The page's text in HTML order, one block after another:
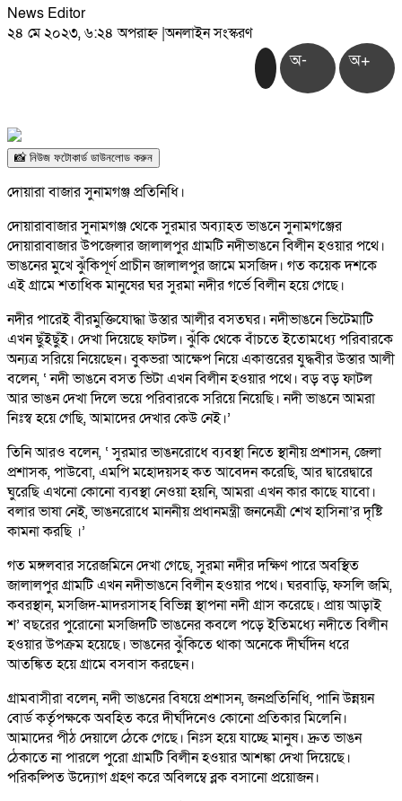
News Editor
২৪ মে ২০২৩, ৬:২৪ অপরাহ্ন|অনলাইন সংস্করণ
অ- অ+
📸 নিউজ ফটোকার্ড ডাউনলোড করুন
দোয়ারা বাজার সুনামগঞ্জ প্রতিনিধি।
দোয়ারাবাজার সুনামগঞ্জ থেকে সুরমার অব্যাহত ভাঙনে সুনামগঞ্জের
দোয়ারাবাজার উপজেলার জালালপুর গ্রামটি নদীভাঙনে বিলীন হওয়ার পথে।
ভাঙনের মুখে ঝুঁকিপূর্ণ প্রাচীন জালালপুর জামে মসজিদ। গত কয়েক দশকে
এই গ্রামে শতাধিক মানুষের ঘর সুরমা নদীর গর্ভে বিলীন হয়ে গেছে।
নদীর পারেই বীরমুক্তিযোদ্ধা উস্তার আলীর বসতঘর। নদীভাঙনে ভিটেমাটি
এখন ছুঁইছুঁই। দেখা দিয়েছে ফাটল। ঝুঁকি থেকে বাঁচতে ইতোমধ্যে পরিবারকে
অন্যত্র সরিয়ে নিয়েছেন। বুকভরা আক্ষেপ নিয়ে একাত্তরের যুদ্ধবীর উস্তার আলী
বলেন, ‘ নদী ভাঙনে বসত ভিটা এখন বিলীন হওয়ার পথে। বড় বড় ফাটল
আর ভাঙন দেখা দিলে ভয়ে পরিবারকে সরিয়ে নিয়েছি। নদী ভাঙনে আমরা
নিঃস্ব হয়ে গেছি, আমাদের দেখার কেউ নেই।’
তিনি আরও বলেন, ‘ সুরমার ভাঙনরোধে ব্যবস্থা নিতে স্থানীয় প্রশাসন, জেলা
প্রশাসক, পাউবো, এমপি মহোদয়সহ কত আবেদন করেছি, আর দ্বারেদ্বারে
ঘুরেছি এখনো কোনো ব্যবস্থা নেওয়া হয়নি, আমরা এখন কার কাছে যাবো।
বলার ভাষা নেই, ভাঙনরোধে মাননীয় প্রধানমন্ত্রী জননেত্রী শেখ হাসিনা’র দৃষ্টি
কামনা করছি ।’
গত মঙ্গলবার সরেজমিনে দেখা গেছে, সুরমা নদীর দক্ষিণ পারে অবস্থিত
জালালপুর গ্রামটি এখন নদীভাঙনে বিলীন হওয়ার পথে। ঘরবাড়ি, ফসলি জমি,
কবরস্থান, মসজিদ-মাদরসাসহ বিভিন্ন স্থাপনা নদী গ্রাস করেছে। প্রায় আড়াই
শ’ বছরের পুরোনো মসজিদটি ভাঙনের কবলে পড়ে ইতিমধ্যে নদীতে বিলীন
হওয়ার উপক্রম হয়েছে। ভাঙনের ঝুঁকিতে থাকা অনেকে দীর্ঘদিন ধরে
আতঙ্কিত হয়ে গ্রামে বসবাস করছেন।
গ্রামবাসীরা বলেন, নদী ভাঙনের বিষয়ে প্রশাসন, জনপ্রতিনিধি, পানি উন্নয়ন
বোর্ড কর্তৃপক্ষকে অবহিত করে দীর্ঘদিনেও কোনো প্রতিকার মিলেনি।
আমাদের পীঠ দেয়ালে ঠেকে গেছে। নিঃস হয়ে যাচ্ছে মানুষ। দ্রুত ভাঙন
ঠেকাতে না পারলে পুরো গ্রামটি বিলীন হওয়ার আশঙ্কা দেখা দিয়েছে।
পরিকল্পিত উদ্যোগ গ্রহণ করে অবিলম্বে ব্লক বসানো প্রয়োজন।